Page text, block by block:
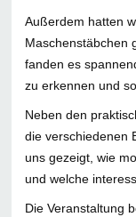
Außerdem hatten
Maschenstäbchen
fanden es
zu erkennen und
Neben den
die verschiedenen
uns gezeigt, wie
und welche
Die Veranstaltung